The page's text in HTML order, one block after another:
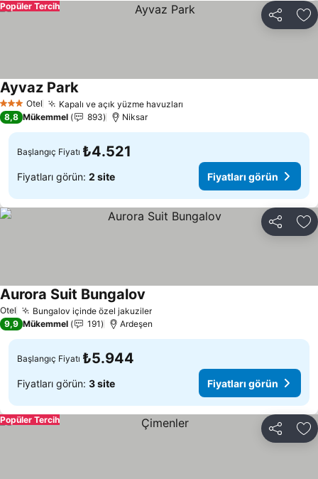
Paylaş
Popüler Tercih
3 YıldızOtel Kapalı ve açık yüzme havuzları
Ayvaz Park
8,8 Mükemmel 893 Niksar
Başlangıç Fiyatı ₺4.521
Fiyatları görün: 2 site Fiyatları görün
Paylaş
Otel Bungalov içinde özel jakuziler
Aurora Suit Bungalov
9,9 Mükemmel 191 Ardeşen
Başlangıç Fiyatı ₺5.944
Fiyatları görün: 3 site Fiyatları görün
Paylaş
Popüler Tercih